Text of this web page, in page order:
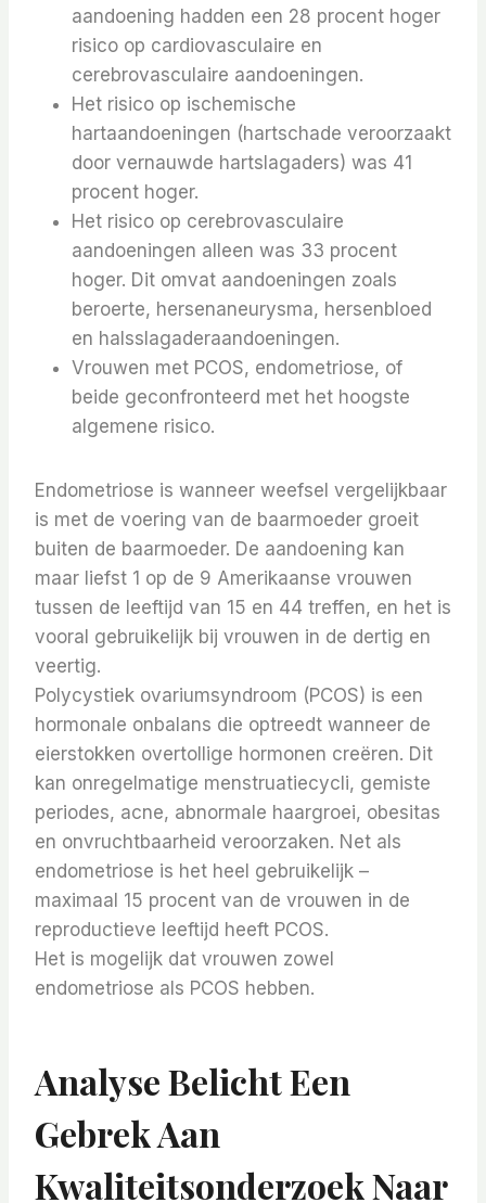
aandoening hadden een 28 procent hoger
risico op cardiovasculaire en
cerebrovasculaire aandoeningen.
Het risico op ischemische
hartaandoeningen (hartschade veroorzaakt
door vernauwde hartslagaders) was 41
procent hoger.
Het risico op cerebrovasculaire
aandoeningen alleen was 33 procent
hoger. Dit omvat aandoeningen zoals
beroerte, hersenaneurysma, hersenbloed
en halsslagaderaandoeningen.
Vrouwen met PCOS, endometriose, of
beide geconfronteerd met het hoogste
algemene risico.
Endometriose is wanneer weefsel vergelijkbaar
is met de voering van de baarmoeder groeit
buiten de baarmoeder. De aandoening kan
maar liefst 1 op de 9 Amerikaanse vrouwen
tussen de leeftijd van 15 en 44 treffen, en het is
vooral gebruikelijk bij vrouwen in de dertig en
veertig.
Polycystiek ovariumsyndroom (PCOS) is een
hormonale onbalans die optreedt wanneer de
eierstokken overtollige hormonen creëren. Dit
kan onregelmatige menstruatiecycli, gemiste
periodes, acne, abnormale haargroei, obesitas
en onvruchtbaarheid veroorzaken. Net als
endometriose is het heel gebruikelijk –
maximaal 15 procent van de vrouwen in de
reproductieve leeftijd heeft PCOS.
Het is mogelijk dat vrouwen zowel
endometriose als PCOS hebben.
Analyse Belicht Een
Gebrek Aan
Kwaliteitsonderzoek Naar